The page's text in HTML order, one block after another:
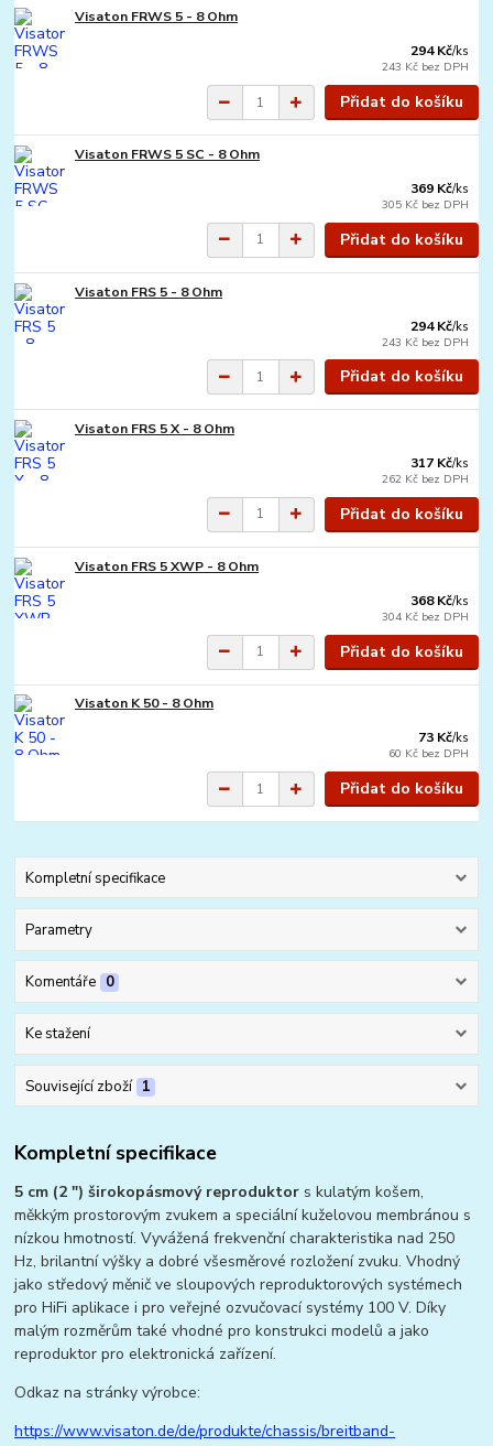
Visaton FRWS 5 - 8 Ohm
294 Kč/ks
243 Kč bez DPH
Přidat do košíku
Visaton FRWS 5 SC - 8 Ohm
369 Kč/ks
305 Kč bez DPH
Přidat do košíku
Visaton FRS 5 - 8 Ohm
294 Kč/ks
243 Kč bez DPH
Přidat do košíku
Visaton FRS 5 X - 8 Ohm
317 Kč/ks
262 Kč bez DPH
Přidat do košíku
Visaton FRS 5 XWP - 8 Ohm
368 Kč/ks
304 Kč bez DPH
Přidat do košíku
Visaton K 50 - 8 Ohm
73 Kč/ks
60 Kč bez DPH
Přidat do košíku
Kompletní specifikace
Parametry
Komentáře 0
Ke stažení
Související zboží 1
Kompletní specifikace
5 cm (2 ") širokopásmový reproduktor s kulatým košem,
měkkým prostorovým zvukem a speciální kuželovou membránou s
nízkou hmotností. Vyvážená frekvenční charakteristika nad 250
Hz, brilantní výšky a dobré všesměrové rozložení zvuku. Vhodný
jako středový měnič ve sloupových reproduktorových systémech
pro HiFi aplikace i pro veřejné ozvučovací systémy 100 V. Díky
malým rozměrům také vhodné pro konstrukci modelů a jako
reproduktor pro elektronická zařízení.
Odkaz na stránky výrobce:
https://www.visaton.de/de/produkte/chassis/breitband-